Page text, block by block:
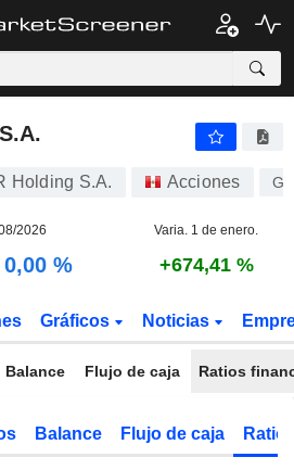
Holding S.A. Acciones
2026 Varia. 1 de enero.
0,00 % +674,41 %
Gráficos Noticias
Balance Flujo de caja Ratios
Balance Flujo de caja